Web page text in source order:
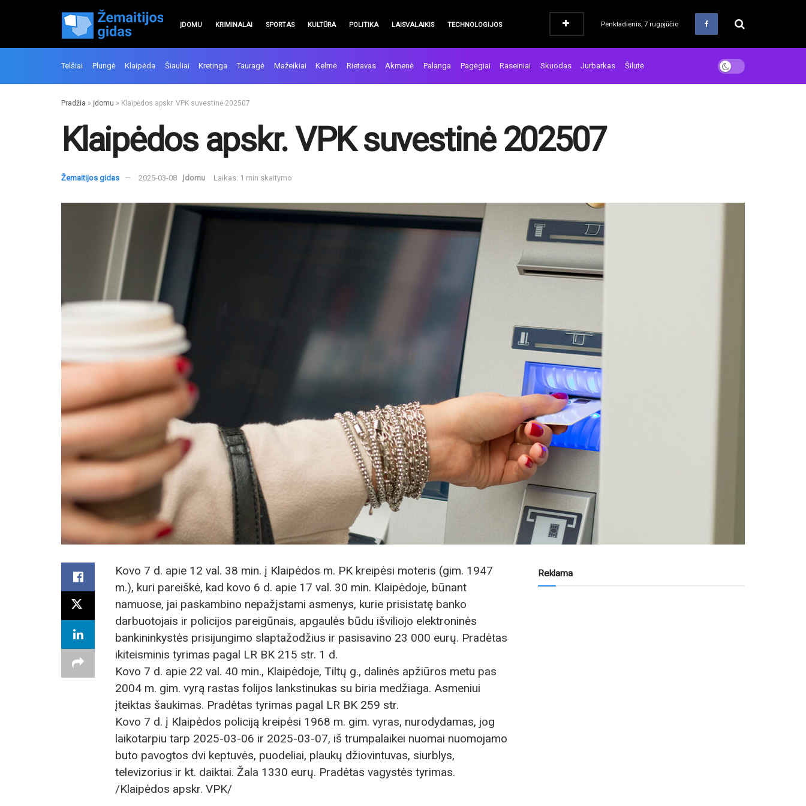
ĮDOMU KRIMINALAI SPORTAS KULTŪRA POLITIKA LAISVALAIKIS TECHNOLOGIJOS Penktadienis, 7 rugpjūčio
Telšiai Plungė Klaipėda Šiauliai Kretinga Tauragė Mažeikiai Kelmė Rietavas Akmenė Palanga Pagėgiai Raseiniai Skuodas Jurbarkas Šilutė
Pradžia » Įdomu » Klaipėdos apskr. VPK suvestinė 202507
Klaipėdos apskr. VPK suvestinė 202507
Žemaitijos gidas 2025-03-08 Įdomu Laikas: 1 min skaitymo
Kovo 7 d. apie 12 val. 38 min. į Klaipėdos m. PK kreipėsi moteris (gim. 1947
m.), kuri pareiškė, kad kovo 6 d. apie 17 val. 30 min. Klaipėdoje, būnant
namuose, jai paskambino nepažįstami asmenys, kurie prisistatę banko
darbuotojais ir policijos pareigūnais, apgaulės būdu išviliojo elektroninės
bankininkystės prisijungimo slaptažodžius ir pasisavino 23 000 eurų. Pradėtas
ikiteisminis tyrimas pagal LR BK 215 str. 1 d.
Kovo 7 d. apie 22 val. 40 min., Klaipėdoje, Tiltų g., dalinės apžiūros metu pas
2004 m. gim. vyrą rastas folijos lankstinukas su biria medžiaga. Asmeniui
įteiktas šaukimas. Pradėtas tyrimas pagal LR BK 259 str.
Kovo 7 d. į Klaipėdos policiją kreipėsi 1968 m. gim. vyras, nurodydamas, jog
laikotarpiu tarp 2025-03-06 ir 2025-03-07, iš trumpalaikei nuomai nuomojamo
buto pavogtos dvi keptuvės, puodeliai, plaukų džiovintuvas, siurblys,
televizorius ir kt. daiktai. Žala 1330 eurų. Pradėtas vagystės tyrimas.
/Klaipėdos apskr. VPK/
Reklama